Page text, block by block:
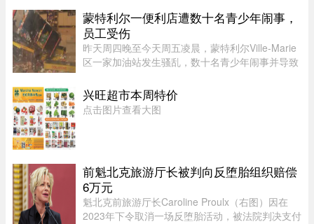
地区所有房屋类型以及各 ...
蒙特利尔一便利店遭数十名青少年闹事，
员工受伤
昨天周四晚至今天周五凌晨，蒙特利尔Ville-Marie
区一家加油站发生骚乱，数十名青少年闹事并导致
国际烟花节”（International des feux Loto-
Québec）本季最后一场活动 ...
兴旺超市本周特价
点击图片查看大图
前魁北克旅游厅长被判向反堕胎组织赔偿
6万元
魁北克前旅游厅长Caroline Proulx（右图）因在
2023年下令取消一场反堕胎活动，被法院判决支付